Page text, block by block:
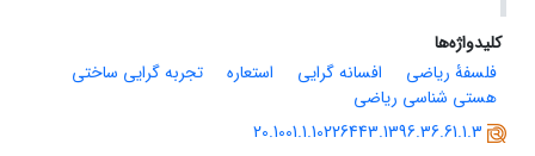
کلیدواژه‌ها
فلسفۀ ریاضی
افسانه گرایی استعاره
تجربه گرایی ساختی
هستی شناسی ریاضی
20.1001.1.10226443.1396.36.61.1.3